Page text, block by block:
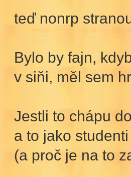
teď nonrp
Bylo by fajn,
v siňi, měl sem
Jestli to chápu
a to jako
(a proč je na to